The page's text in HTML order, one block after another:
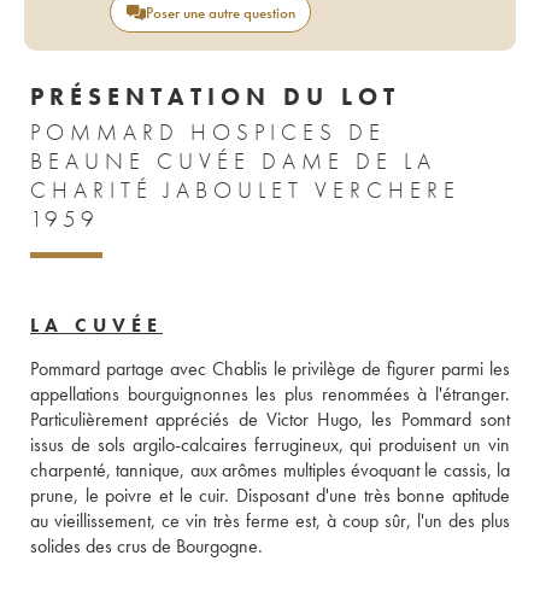
Poser une autre question
PRÉSENTATION DU LOT
POMMARD HOSPICES DE
BEAUNE CUVÉE DAME DE LA
CHARITÉ JABOULET VERCHERE
1959
LA CUVÉE
Pommard partage avec Chablis le privilège de figurer parmi les
appellations bourguignonnes les plus renommées à l'étranger.
Particulièrement appréciés de Victor Hugo, les Pommard sont
issus de sols argilo-calcaires ferrugineux, qui produisent un vin
charpenté, tannique, aux arômes multiples évoquant le cassis, la
prune, le poivre et le cuir. Disposant d'une très bonne aptitude
au vieillissement, ce vin très ferme est, à coup sûr, l'un des plus
solides des crus de Bourgogne.